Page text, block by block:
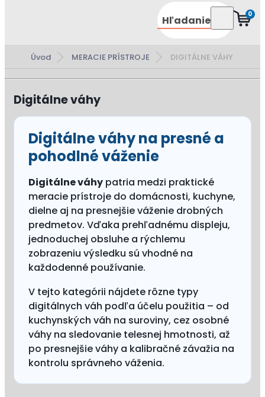
Hľadanie 0
Úvod MERACIE PRÍSTROJE DIGITÁLNE VÁHY
Digitálne váhy
Digitálne váhy na presné a
pohodlné váženie
Digitálne váhy patria medzi praktické
meracie prístroje do domácnosti, kuchyne,
dielne aj na presnejšie váženie drobných
predmetov. Vďaka prehľadnému displeju,
jednoduchej obsluhe a rýchlemu
zobrazeniu výsledku sú vhodné na
každodenné používanie.
V tejto kategórii nájdete rôzne typy
digitálnych váh podľa účelu použitia – od
kuchynských váh na suroviny, cez osobné
váhy na sledovanie telesnej hmotnosti, až
po presnejšie váhy a kalibračné závažia na
kontrolu správneho váženia.